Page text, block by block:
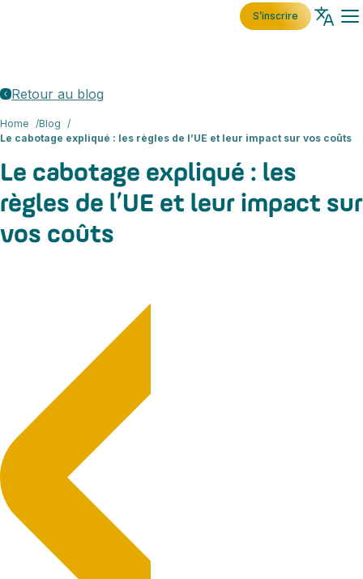
S’inscrire
Retour au blog
Home
Blog
Le cabotage expliqué : les règles de l’UE et leur impact sur vos coûts
Le cabotage expliqué : les
règles de l’UE et leur impact sur
vos coûts